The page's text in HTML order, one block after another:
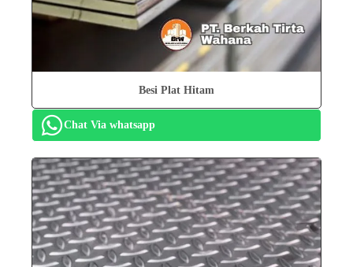
Besi Plat Hitam
Chat Via whatsapp